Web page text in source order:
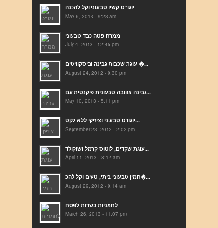
יוגורט קשיו טבעוני וקל להכנה
May 6, 2013 - 9:23 am
ממרח פטה כבד טבעוני
July 4, 2013 - 12:45 pm
עוגת שכבות גבינה וביסקוויטים �...
August 24, 2012 - 9:30 pm
גבינה צהובה טבעונית פיקנטית עם...
May 10, 2013 - 5:11 pm
יוגורט טבעוני וציזיקי ללא לקט...
September 23, 2012 - 2:02 pm
עוגת שקדים, לוטוס קרמל ושוקולד...
April 11, 2013 - 8:12 am
חמין טבעוני ביתי, טעים וקל להכ�...
August 29, 2012 - 9:14 am
לחמניות כשרות לפסח
March 26, 2013 - 11:07 pm